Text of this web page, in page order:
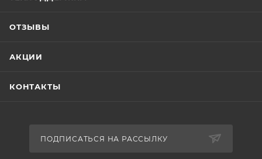
ОТЗЫВЫ
АКЦИИ
КОНТАКТЫ
ПОДПИСАТЬСЯ НА РАССЫЛКУ